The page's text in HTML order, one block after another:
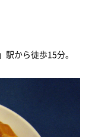
から徒歩15分。